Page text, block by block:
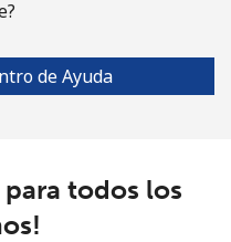
de Ayuda
para todos los